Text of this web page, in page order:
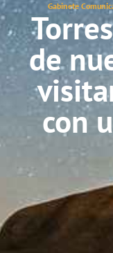
Gabinete
de
con